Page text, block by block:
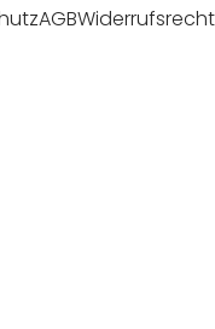
AGBWiderrufsrecht